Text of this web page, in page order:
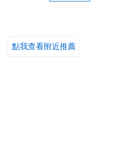
點我查看附近推薦